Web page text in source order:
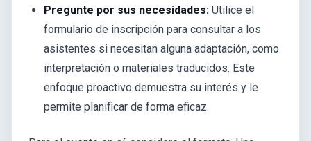
Pregunte por sus necesidades: Utilice el
formulario de inscripción para consultar a los
asistentes si necesitan alguna adaptación, como
interpretación o materiales traducidos. Este
enfoque proactivo demuestra su interés y le
permite planificar de forma eficaz.